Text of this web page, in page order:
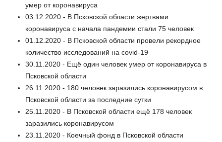
умер от коронавируса
03.12.2020 - В Псковской области жертвами
коронавируса с начала пандемии стали 75 человек
01.12.2020 - В Псковской области провели рекордное
количество исследований на covid-19
30.11.2020 - Ещё один человек умер от коронавируса в
Псковской области
26.11.2020 - 180 человек заразились коронавирусом в
Псковской области за последние сутки
25.11.2020 - В Псковской области ещё 178 человек
заразились коронавирусом
23.11.2020 - Коечный фонд в Псковской области